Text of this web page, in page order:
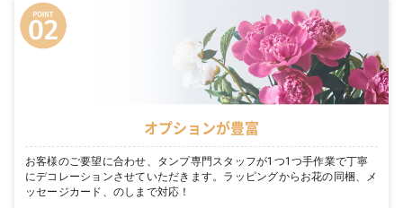
オプションが豊富
お客様のご要望に合わせ、タンプ専門スタッフが1つ1つ手作業で丁寧
にデコレーションさせていただきます。ラッピングからお花の同梱、メ
ッセージカード、のしまで対応！